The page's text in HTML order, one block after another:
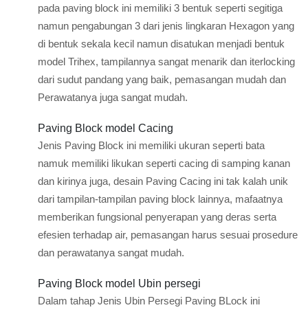
pada paving block ini memiliki 3 bentuk seperti segitiga
namun pengabungan 3 dari jenis lingkaran Hexagon yang
di bentuk sekala kecil namun disatukan menjadi bentuk
model Trihex, tampilannya sangat menarik dan iterlocking
dari sudut pandang yang baik, pemasangan mudah dan
Perawatanya juga sangat mudah.
Paving Block model Cacing
Jenis Paving Block ini memiliki ukuran seperti bata
namuk memiliki likukan seperti cacing di samping kanan
dan kirinya juga, desain Paving Cacing ini tak kalah unik
dari tampilan-tampilan paving block lainnya, mafaatnya
memberikan fungsional penyerapan yang deras serta
efesien terhadap air, pemasangan harus sesuai prosedure
dan perawatanya sangat mudah.
Paving Block model Ubin persegi
Dalam tahap Jenis Ubin Persegi Paving BLock ini